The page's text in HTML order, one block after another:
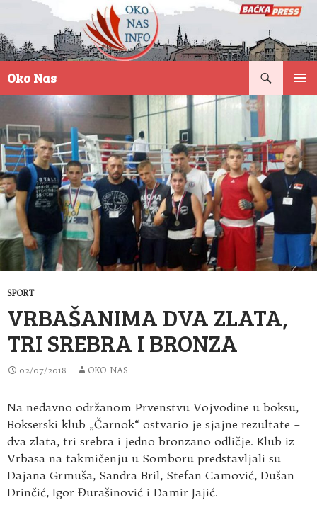
Oko Nas
SADRŽAJ
SPORT
VRBAŠANIMA DVA ZLATA,
TRI SREBRA I BRONZA
02/07/2018 OKO NAS
Na nedavno održanom Prvenstvu Vojvodine u boksu,
Bokserski klub „Čarnok“ ostvario je sjajne rezultate –
dva zlata, tri srebra i jedno bronzano odličje. Klub iz
Vrbasa na takmičenju u Somboru predstavljali su
Dajana Grmuša, Sandra Bril, Stefan Camović, Dušan
Drinčić, Igor Đurašinović i Damir Jajić.